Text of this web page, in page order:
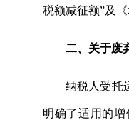
税额减征额”及
二、关于废
纳税人受托
明确了适用的